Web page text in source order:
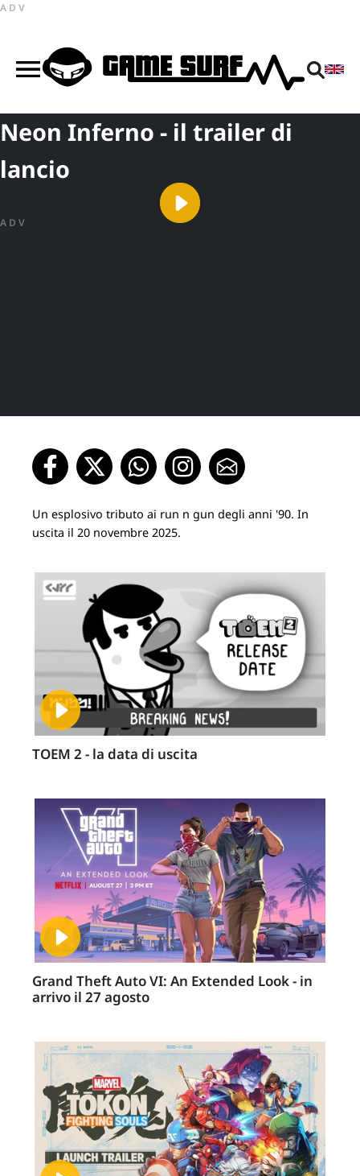
ADV
Neon Inferno - il trailer di
lancio
ADV
Un esplosivo tributo ai run n gun degli anni '90. In
uscita il 20 novembre 2025.
TOEM 2 - la data di uscita
Grand Theft Auto VI: An Extended Look - in
arrivo il 27 agosto